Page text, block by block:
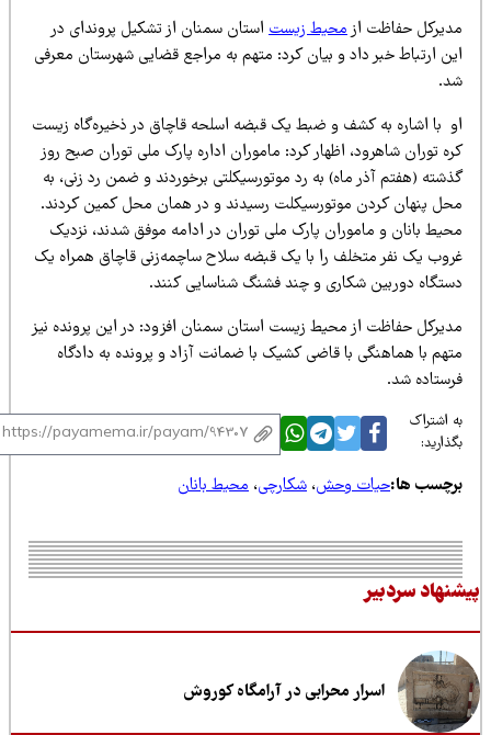
حفاظت ازمحیط‌ زیستاستان سمنان از تشکیل پروندای در
ارتباط خبر داد و بیان کرد: متهم به مراجع قضایی شهرستان معرفی
با اشاره به کشف و ضبط یک قبضه اسلحه قاچاق در ذخیره‌گاه زیست
توران شاهرود، اظهار کرد: ماموران اداره پارک ملی توران صبح روز
(هفتم آذر ماه) به رد موتورسیکلتی برخوردند و ضمن رد زنی، به
پنهان کردن موتورسیکلت رسیدند و در همان محل کمین کردند.
بانان و ماموران پارک ملی توران در ادامه موفق شدند، نزدیک
یک نفر متخلف را با یک قبضه سلاح ساچمه‌زنی قاچاق همراه یک
دوربین شکاری و چند فشنگ شناسایی کنند.
حفاظت از محیط‌ زیست استان سمنان افزود: در این پرونده نیز
با هماهنگی با قاضی کشیک با ضمانت آزاد و پرونده به دادگاه
شد.
اشتراک
ها:حیات وحش،شکارچی،محیط بانان
سردبیر
اسرار محرابی در آرامگاه کوروش